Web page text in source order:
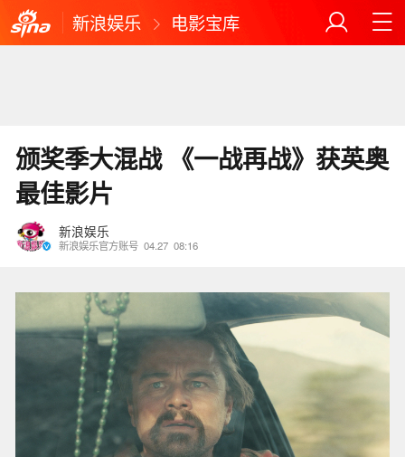
新浪娱乐 电影宝库
颁奖季大混战 《一战再战》获英奥
最佳影片
新浪娱乐
新浪娱乐官方账号 04.27 08:16